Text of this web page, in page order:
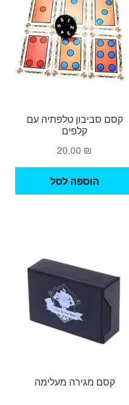
קסם סביבון טלפתיה עם
קלפים
20.00 ₪
הוספה לסל
קסם מגירה מעלימה